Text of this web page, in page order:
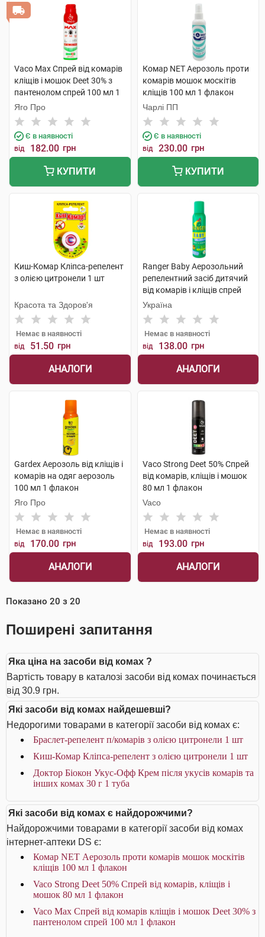
Vaco Max Спрей від комарів
кліщів і мошок Deet 30% з
пантенолом спрей 100 мл 1
флакон
Яго Про
Є в наявності
від 182.00 грн
КУПИТИ
Комар NET Аерозоль проти
комарів мошок москітів
кліщів 100 мл 1 флакон
Чарлі ПП
Є в наявності
від 230.00 грн
КУПИТИ
Киш-Комар Кліпса-репелент
з олією цитронели 1 шт
Красота та Здоров'я
Немає в наявності
від 51.50 грн
АНАЛОГИ
Ranger Baby Аерозольний
репелентний засіб дитячий
від комарів і кліщів спрей
150 мл 1 флакон
Україна
Немає в наявності
від 138.00 грн
АНАЛОГИ
Gardex Аерозоль від кліщів і
комарів на одяг аерозоль
100 мл 1 флакон
Яго Про
Немає в наявності
від 170.00 грн
АНАЛОГИ
Vaco Strong Deet 50% Спрей
від комарів, кліщів і мошок
80 мл 1 флакон
Vaco
Немає в наявності
від 193.00 грн
АНАЛОГИ
Показано 20 з 20
Поширені запитання
Яка ціна на засоби від комах ?
Вартість товару в каталозі засоби від комах починається
від 30.9 грн.
Які засоби від комах найдешевші?
Недорогими товарами в категорії засоби від комах є:
Браслет-репелент п/комарів з олією цитронели 1 шт
Киш-Комар Кліпса-репелент з олією цитронели 1 шт
Доктор Біокон Укус-Офф Крем після укусів комарів та
інших комах 30 г 1 туба
Які засоби від комах є найдорожчими?
Найдорожчими товарами в категорії засоби від комах
інтернет-аптеки DS є:
Комар NET Аерозоль проти комарів мошок москітів
кліщів 100 мл 1 флакон
Vaco Strong Deet 50% Спрей від комарів, кліщів і
мошок 80 мл 1 флакон
Vaco Max Спрей від комарів кліщів і мошок Deet 30% з
пантенолом спрей 100 мл 1 флакон